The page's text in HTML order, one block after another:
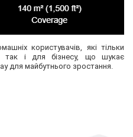
користувачів, які тільки
так і для бізнесу, що шукає
для майбутнього зростання.